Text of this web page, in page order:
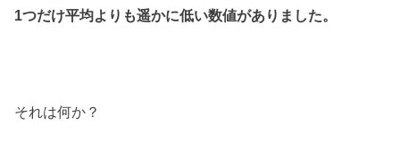
1つだけ平均よりも遥かに低い数値がありました。
それは何か？